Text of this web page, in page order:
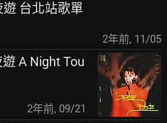
台北站歌單
2年前, 11/05
A Night Tou
2年前, 09/21